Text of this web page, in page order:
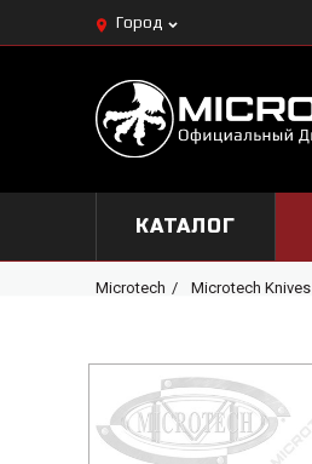
Город
КАТАЛОГ
Microtech Microtech Knives